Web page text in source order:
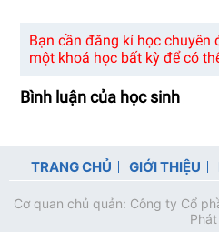
Bạn cần đăng kí học
một khoá học bất kỳ để có
Bình luận của học sinh
TRANG CHỦ GIỚI THIỆU
Cơ quan chủ quản: Công ty Cổ
Phát